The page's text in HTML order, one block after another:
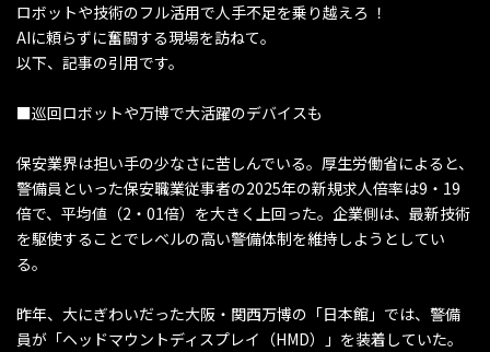
ロボットや技術のフル活用で人手不足を乗り越えろ ！
AIに頼らずに奮闘する現場を訪ねて。
以下、記事の引用です。
■巡回ロボットや万博で大活躍のデバイスも
保安業界は担い手の少なさに苦しんでいる。厚生労働省によると、
警備員といった保安職業従事者の2025年の新規求人倍率は9・19
倍で、平均値（2・01倍）を大きく上回った。企業側は、最新技術
を駆使することでレベルの高い警備体制を維持しようとしてい
る。
昨年、大にぎわいだった大阪・関西万博の「日本館」では、警備
員が「ヘッドマウントディスプレイ（HMD）」を装着していた。